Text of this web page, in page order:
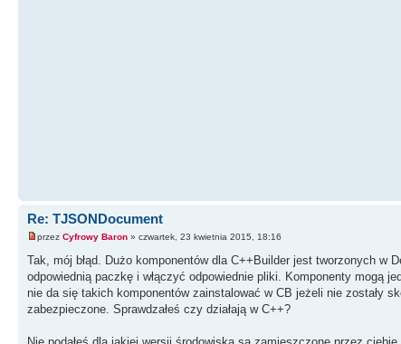
Re: TJSONDocument
przez Cyfrowy Baron » czwartek, 23 kwietnia 2015, 18:16
Tak, mój błąd. Dużo komponentów dla C++Builder jest tworzonych
odpowiednią paczkę i włączyć odpowiednie pliki. Komponenty mogą
nie da się takich komponentów zainstalować w CB jeżeli nie zostały
zabezpieczone. Sprawdzałeś czy działają w C++?
Nie podałeś dla jakiej wersji środowiska są zamieszczone przez ciebie